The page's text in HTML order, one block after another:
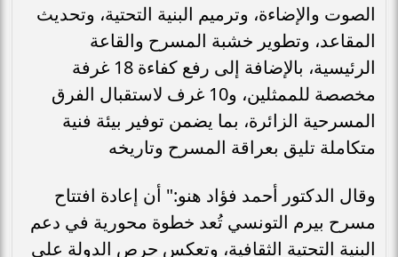
الصوت والإضاءة، وترميم البنية التحتية، وتحديث
المقاعد، وتطوير خشبة المسرح والقاعة
الرئيسية، بالإضافة إلى رفع كفاءة 18 غرفة
مخصصة للممثلين، و10 غرف لاستقبال الفرق
المسرحية الزائرة، بما يضمن توفير بيئة فنية
متكاملة تليق بعراقة المسرح وتاريخه
وقال الدكتور أحمد فؤاد هنو:" أن إعادة افتتاح
مسرح بيرم التونسي تُعد خطوة محورية في دعم
البنية التحتية الثقافية، وتعكس حرص الدولة على